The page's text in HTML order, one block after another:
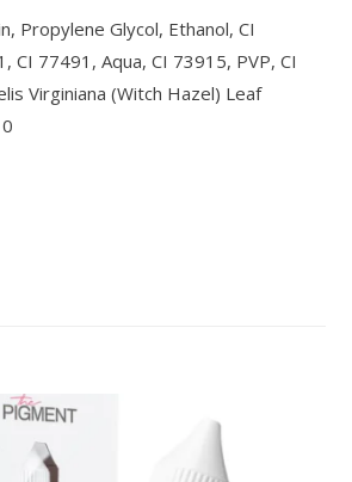
Propylene Glycol, Ethanol, CI
CI 77491, Aqua, CI 73915, PVP, CI
Virginiana (Witch Hazel) Leaf